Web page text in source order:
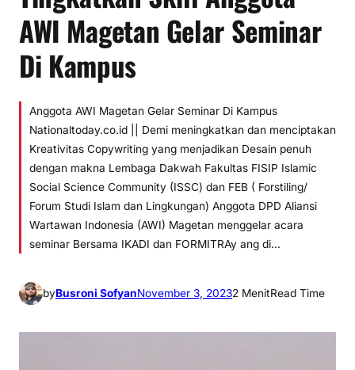
AWI Magetan Gelar Seminar
Di Kampus
Anggota AWI Magetan Gelar Seminar Di Kampus
Nationaltoday.co.id || Demi meningkatkan dan menciptakan
Kreativitas Copywriting yang menjadikan Desain penuh
dengan makna Lembaga Dakwah Fakultas FISIP Islamic
Social Science Community (ISSC) dan FEB ( Forstiling/
Forum Studi Islam dan Lingkungan) Anggota DPD Aliansi
Wartawan Indonesia (AWI) Magetan menggelar acara
seminar Bersama IKADI dan FORMITRAy ang di…
byBusroni SofyanNovember 3, 20232 MenitRead Time